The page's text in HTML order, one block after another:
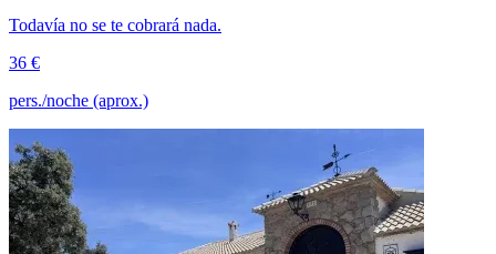
Todavía no se te cobrará nada.
36 €
pers./noche (aprox.)